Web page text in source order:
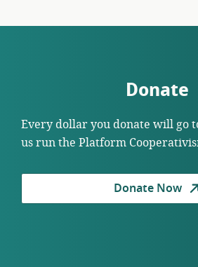
Donate
Every dollar you donate will go
us run the Platform
Donate Now